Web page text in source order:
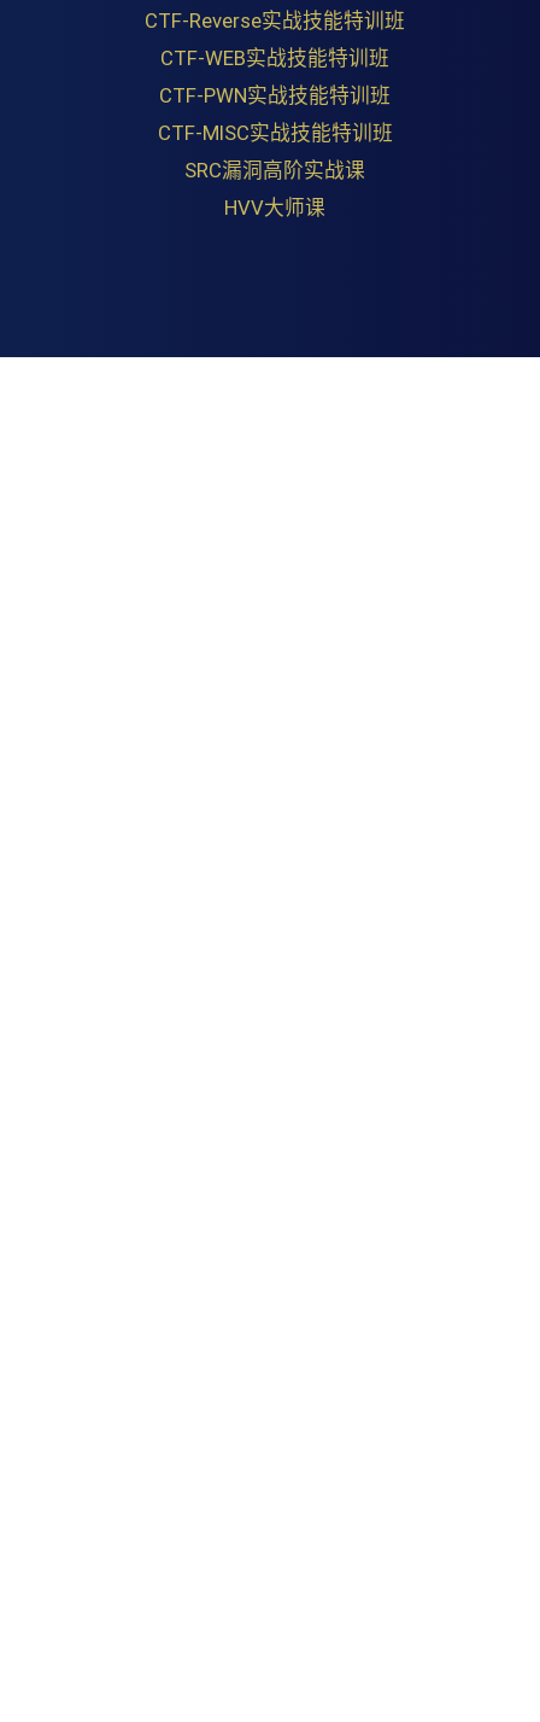
CTF-Reverse实战技能特训班
CTF-WEB实战技能特训班
CTF-PWN实战技能特训班
CTF-MISC实战技能特训班
SRC漏洞高阶实战课
HVV大师课